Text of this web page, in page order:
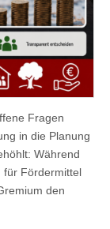
Fragen
in die Planung
Während
für Fördermittel
den